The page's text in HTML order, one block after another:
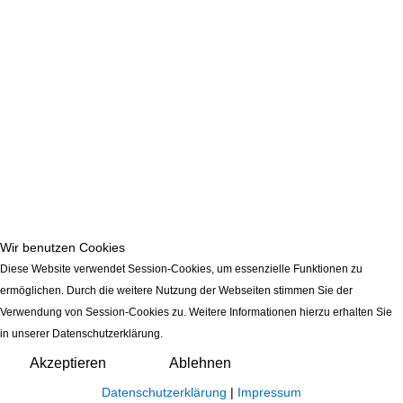
Wir benutzen Cookies
Diese Website verwendet Session-Cookies, um essenzielle Funktionen zu
ermöglichen. Durch die weitere Nutzung der Webseiten stimmen Sie der
Verwendung von Session-Cookies zu. Weitere Informationen hierzu erhalten Sie
in unserer Datenschutzerklärung.
Akzeptieren Ablehnen
Datenschutzerklärung | Impressum